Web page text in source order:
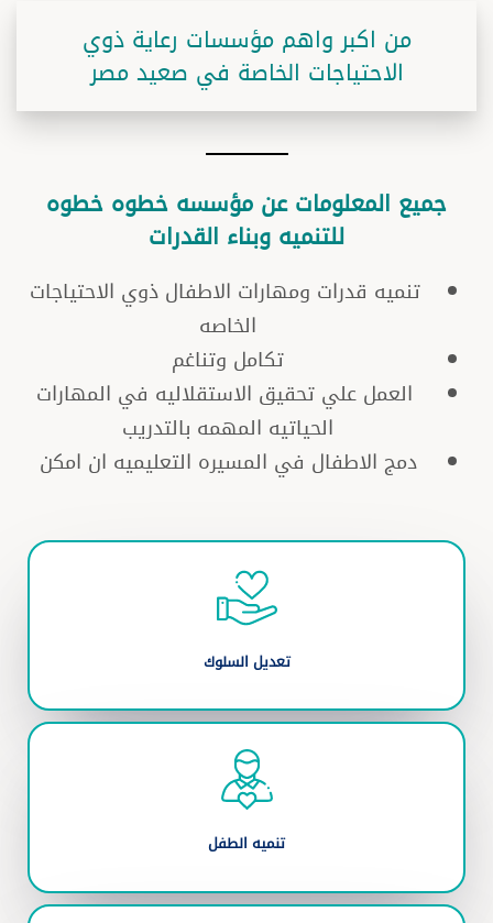
من اكبر واهم مؤسسات رعاية ذوي
الاحتياجات الخاصة في صعيد مصر
جميع المعلومات عن مؤسسه خطوه خطوه
للتنميه وبناء القدرات
تنميه قدرات ومهارات الاطفال ذوي الاحتياجات
الخاصه
تكامل وتناغم
العمل علي تحقيق الاستقلاليه في المهارات
الحياتيه المهمه بالتدريب
دمج الاطفال في المسيره التعليميه ان امكن
تعديل السلوك
تنميه الطفل